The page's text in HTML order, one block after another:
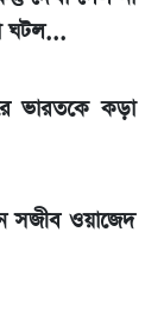
যা বললেন
ঘটল...
ভারতকে কড়া
সজীব ওয়াজেদ